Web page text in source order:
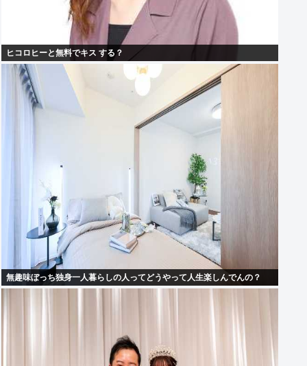
ヒコロヒーと無料でキス する？
無趣味ぼっち独身一人暮らしの人ってどうやって人生楽しんでんの？